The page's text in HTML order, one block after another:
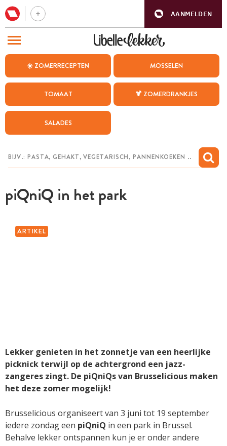
AANMELDEN
☀️ ZOMERRECEPTEN MOSSELEN
TOMAAT 🍹 ZOMERDRANKJES
SALADES
piQniQ in het park
ARTIKEL
Lekker genieten in het zonnetje van een heerlijke
picknick terwijl op de achtergrond een jazz-
zangeres zingt. De piQniQs van Brusselicious maken
het deze zomer mogelijk!
Brusselicious organiseert van 3 juni tot 19 september
iedere zondag een piQniQ in een park in Brussel.
Behalve lekker ontspannen kun je er onder andere
BEZOEK ONZE ANDERE WEBSITES
WEEKMENU
CHAT MET MAIA
MIJN BEWAARDE RECEPTEN